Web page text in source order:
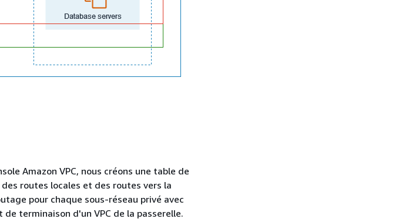
Amazon VPC, nous créons une table de
routes locales et des routes vers la
pour chaque sous-réseau privé avec
terminaison d'un VPC de la passerelle.